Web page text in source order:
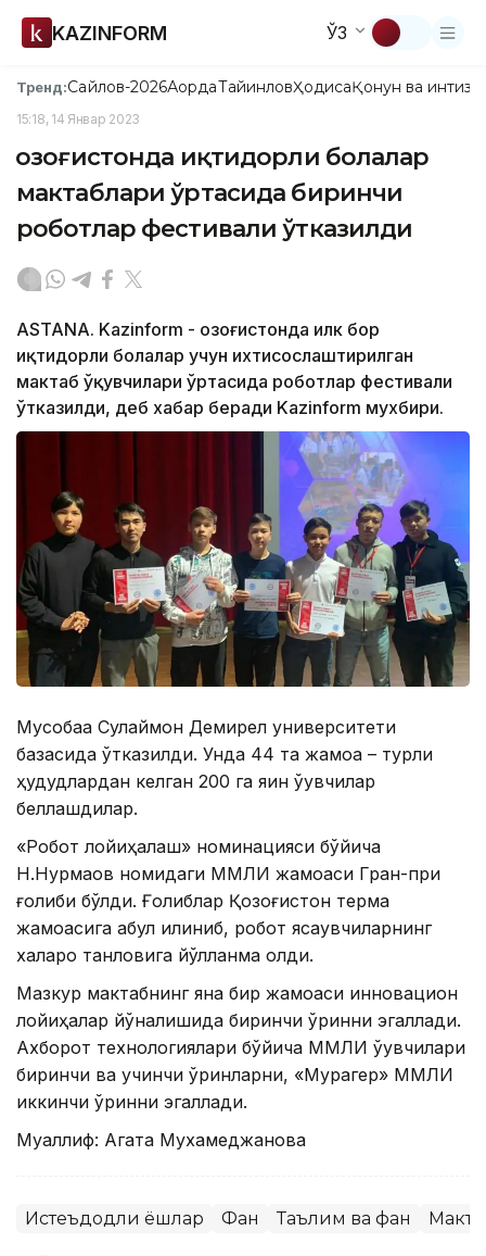
KAZINFORM ЎЗ
Тренд:Сайлов-2026АқордаТайинловҲодисаҚонун ва
15:18, 14 Январ 2023
Қозоғистонда иқтидорли болалар
мактаблари ўртасида биринчи
роботлар фестивали ўтказилди
ASTANA. Kazinform - Қозоғистонда илк бор
иқтидорли болалар учун ихтисослаштирилган
мактаб ўқувчилари ўртасида роботлар фестивали
ўтказилди, деб хабар беради Kazinform мухбири.
Мусобақа Сулаймон Демирел университети
базасида ўтказилди. Унда 44 та жамоа – турли
ҳудудлардан келган 200 га яқин ўқувчилар
беллашдилар.
«Робот лойиҳалаш» номинацияси бўйича
Н.Нурмақов номидаги ММЛИ жамоаси Гран-при
ғолиби бўлди. Ғолиблар Қозоғистон терма
жамоасига қабул қилиниб, робот ясаувчиларнинг
халқаро танловига йўлланма олди.
Мазкур мактабнинг яна бир жамоаси инновацион
лойиҳалар йўналишида биринчи ўринни эгаллади.
Ахборот технологиялари бўйича ММЛИ ўқувчилари
биринчи ва учинчи ўринларни, «Мурагер» ММЛИ
иккинчи ўринни эгаллади.
Муаллиф: Агата Мухамеджанова
Истеъдодли ёшлар Фан Таълим ва фан